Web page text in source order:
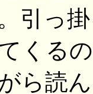
引っ
くる
ら読